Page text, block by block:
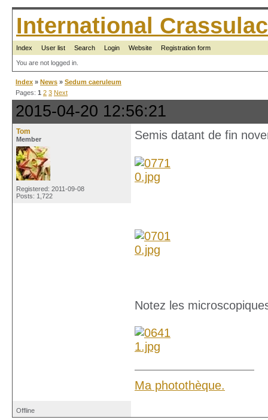
International
Index User list Search Login Website Registration form
You are not logged in.
Index » News » Sedum caeruleum
Pages: 1 2 3 Next
2015-04-20 12:56:21
Tom
Member
Registered: 2011-09-08
Posts: 1,722
Semis datant de fin
Notez les
Ma photothèque.
Offline